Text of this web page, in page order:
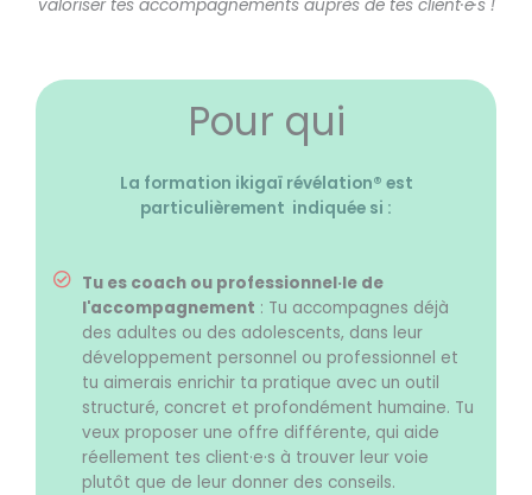
valoriser tes accompagnements auprès de tes client·e·s !
Pour qui
La formation ikigaï révélation® est
particulièrement indiquée si :
Tu es coach ou professionnel·le de
l'accompagnement : Tu accompagnes déjà
des adultes ou des adolescents, dans leur
développement personnel ou professionnel et
tu aimerais enrichir ta pratique avec un outil
structuré, concret et profondément humaine. Tu
veux proposer une offre différente, qui aide
réellement tes client·e·s à trouver leur voie
plutôt que de leur donner des conseils.